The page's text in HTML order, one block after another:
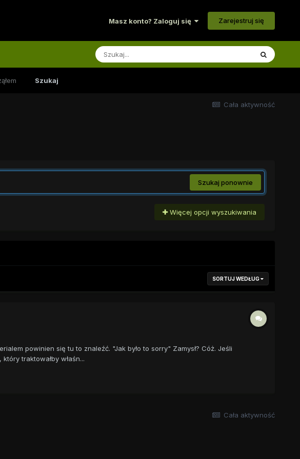
Masz konto? Zaloguj się Zarejestruj się
Szukaj
Cała aktywność
Szukaj ponownie
Więcej opcji wyszukiwania
SORTUJ WEDŁUG
powinien się tu to znaleźć. "Jak było to sorry" Zamysł? Cóż. Jeśli
traktowałby właśn...
Cała aktywność